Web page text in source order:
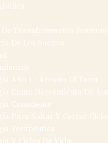
Transformación
De Los Sueños
Año 1 · Arcano 10 Tarot
Como Herramienta De
Consciente
Para Soltar Y Cerrar
Terapéutica